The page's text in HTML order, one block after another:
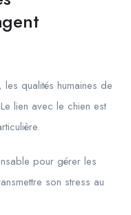
qualités humaines de
lien avec le chien est
pour gérer les
son stress au